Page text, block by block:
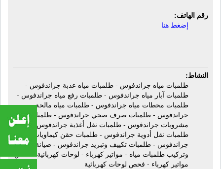
رقم الهاتف:
إضغط هنا
النشاط:
طلمبات مياه جراندفوس - طلمبات مياه عذبة جراندفوس -
طلمبات آبار مياه جراندفوس - طلمبات رفع مياه جراندفوس -
طلمبات محطات مياه جراندفوس - طلمبات مياه مالحة
جراندفوس - طلمبات صرف صحي جراندفوس - طلمبات نقل
مشروبات جراندفوس - طلمبات نقل أغذية جراندفوس -
طلمبات نقل أدوية جراندفوس - طلمبات حقن كيماويات
جراندفوس - طلمبات تكييف وتبريد جراندفوس - صيانة
وتركيب طلمبات مياه - مواتير كهرباء - لوحات كهربائية - فحص
مواتير كهرباء - فحص لوحات كهربائية